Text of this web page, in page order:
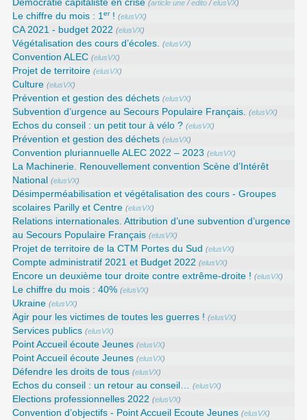
Démocratie capitaliste en crise (article une /edito /elusVX)
Le chiffre du mois : 1er! (elusVX)
CA 2021 - budget 2022 (elusVX)
Végétalisation des cours d’écoles. (elusVX)
Convention ALEC (elusVX)
Projet de territoire (elusVX)
Culture (elusVX)
Prévention et gestion des déchets (elusVX)
Subvention d’urgence au Secours Populaire Français. (elusVX)
Echos du conseil : un petit tour à vélo ? (elusVX)
Prévention et gestion des déchets (elusVX)
Convention pluriannuelle ALEC 2022 – 2023 (elusVX)
La Machinerie. Renouvellement convention Scène d’Intérêt
National (elusVX)
Désimperméabilisation et végétalisation des cours - Groupes
scolaires Parilly et Centre (elusVX)
Relations internationales. Attribution d’une subvention d’urgence
au Secours Populaire Français (elusVX)
Projet de territoire de la CTM Portes du Sud (elusVX)
Compte administratif 2021 et Budget 2022 (elusVX)
Encore un deuxième tour droite contre extrême-droite ! (elusVX)
Le chiffre du mois : 40% (elusVX)
Ukraine (elusVX)
Agir pour les victimes de toutes les guerres ! (elusVX)
Services publics (elusVX)
Point Accueil écoute Jeunes (elusVX)
Point Accueil écoute Jeunes (elusVX)
Défendre les droits de tous (elusVX)
Echos du conseil : un retour au conseil… (elusVX)
Elections professionnelles 2022 (elusVX)
Convention d’objectifs - Point Accueil Ecoute Jeunes (elusVX)